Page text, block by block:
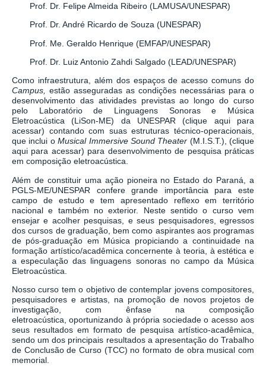
Prof. Dr. Felipe Almeida Ribeiro (LAMUSA/UNESPAR)
Prof. Dr. André Ricardo de Souza (UNESPAR)
Prof. Me. Geraldo Henrique (EMFAP/UNESPAR)
Prof. Dr. Luiz Antonio Zahdi Salgado (LEAD/UNESPAR)
Como infraestrutura, além dos espaços de acesso comuns do
Campus, estão asseguradas as condições necessárias para o
desenvolvimento das atividades previstas ao longo do curso
pelo Laboratório de Linguagens Sonoras e Música
Eletroacústica (LiSon-ME) da UNESPAR(clique aqui para
acessar) contando com suas estruturas técnico-operacionais,
que inclui oMusical Immersive Sound Theater (M.I.S.T.), (clique
aqui para acessar) para desenvolvimento de pesquisa práticas
em composição eletroacústica.
Além de constituir uma ação pioneira no Estado do Paraná, a
PGLS-ME/UNESPAR confere grande importância para este
campo de estudo e tem apresentado reflexo em território
nacional e também no exterior. Neste sentido o curso vem
ensejar e acolher pesquisas, e seus pesquisadores, egressos
dos cursos de graduação, bem como aspirantes aos programas
de pós-graduação em Música propiciando a continuidade na
formação artístico/acadêmica concernente à teoria, à estética e
a especulação das linguagens sonoras no campo da Música
Eletroacústica.
Nosso curso tem o objetivo de contemplar jovens compositores,
pesquisadores e artistas, na promoção de novos projetos de
investigação, com ênfase na composição
eletroacústica,oportunizando à própria sociedade o acesso aos
seus resultados em formato de pesquisa artístico-acadêmica,
sendo um dos principais resultados a apresentação do Trabalho
de Conclusão de Curso (TCC) no formato de obra musical com
memorial.